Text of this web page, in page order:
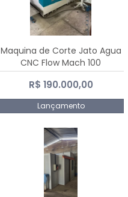
Maquina de Corte Jato Agua
CNC Flow Mach 100
R$ 190.000,00
Lançamento